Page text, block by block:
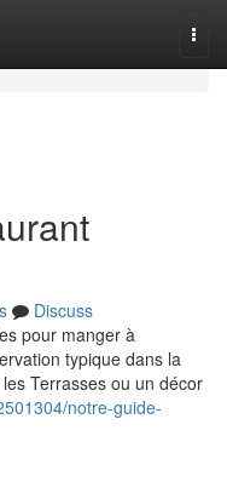
Discuss
pour manger à
typique dans la
Terrasses ou un décor
notre-guide-